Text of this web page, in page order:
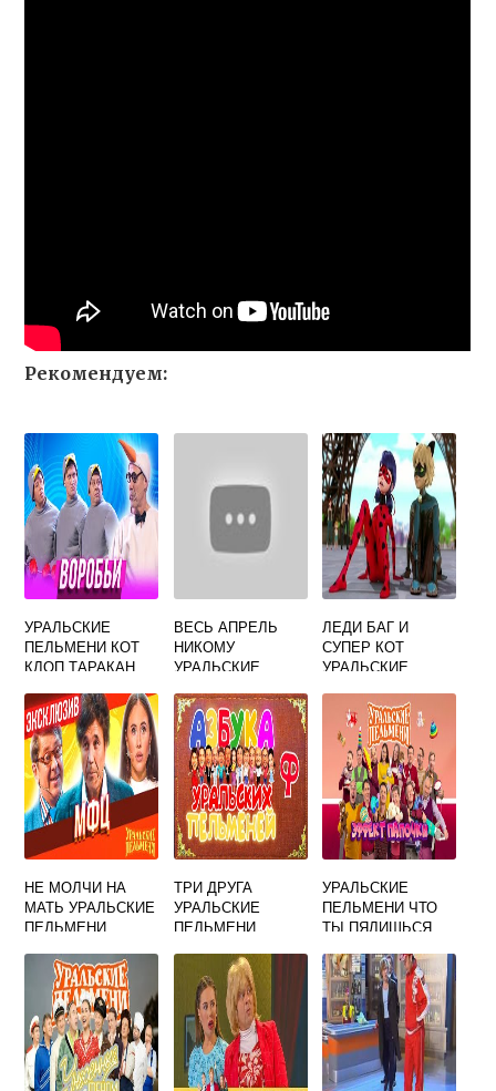
Рекомендуем:
УРАЛЬСКИЕ
ПЕЛЬМЕНИ КОТ
КЛОП ТАРАКАН
ВЕСЬ АПРЕЛЬ
НИКОМУ
УРАЛЬСКИЕ
ЛЕДИ БАГ И
СУПЕР КОТ
УРАЛЬСКИЕ
НЕ МОЛЧИ НА
МАТЬ УРАЛЬСКИЕ
ПЕЛЬМЕНИ
ТРИ ДРУГА
УРАЛЬСКИЕ
ПЕЛЬМЕНИ
УРАЛЬСКИЕ
ПЕЛЬМЕНИ ЧТО
ТЫ ПЯЛИШЬСЯ